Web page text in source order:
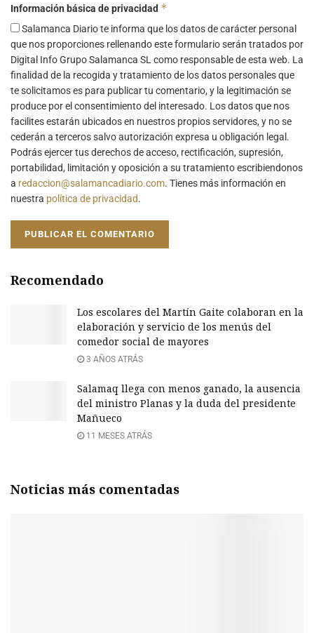
Información básica de privacidad *
Salamanca Diario te informa que los datos de carácter personal
que nos proporciones rellenando este formulario serán tratados por
Digital Info Grupo Salamanca SL como responsable de esta web. La
finalidad de la recogida y tratamiento de los datos personales que
te solicitamos es para publicar tu comentario, y la legitimación se
produce por el consentimiento del interesado. Los datos que nos
facilites estarán ubicados en nuestros propios servidores, y no se
cederán a terceros salvo autorización expresa u obligación legal.
Podrás ejercer tus derechos de acceso, rectificación, supresión,
portabilidad, limitación y oposición a su tratamiento escribiendonos
a redaccion@salamancadiario.com. Tienes más información en
nuestra política de privacidad.
Recomendado
Los escolares del Martín Gaite colaboran en la
elaboración y servicio de los menús del
comedor social de mayores
3 AÑOS ATRÁS
Salamaq llega con menos ganado, la ausencia
del ministro Planas y la duda del presidente
Mañueco
11 MESES ATRÁS
Noticias más comentadas